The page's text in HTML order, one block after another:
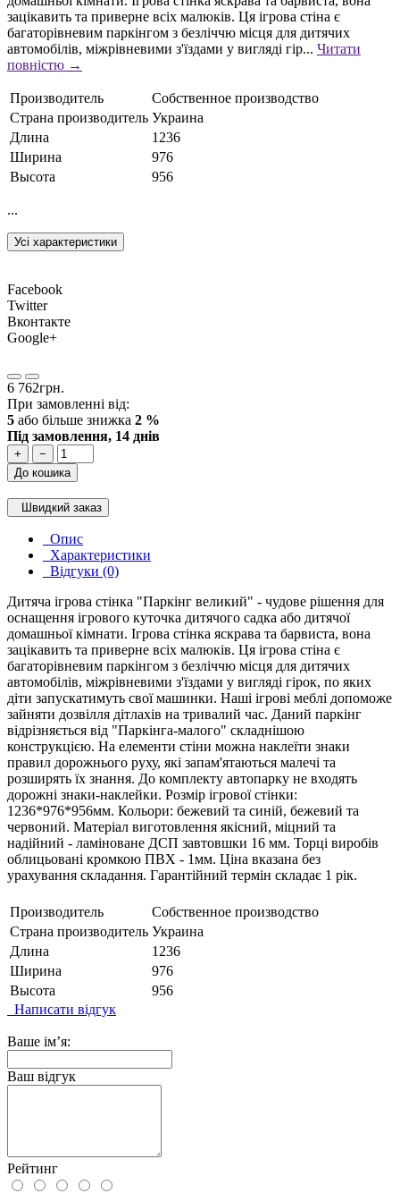
зацікавить та приверне всіх малюків. Ця ігрова стіна є
багаторівневим паркінгом з безліччю місця для дитячих
автомобілів, міжрівневими з'їздами у вигляді гір... Читати
повністю →
Производитель
Собственное производство
Страна производитель Украина
Длина
1236
Ширина
976
Высота
956
...
Усі характеристики
Facebook
Twitter
Вконтакте
Google+
6 762грн.
При замовленні від:
5 або більше знижка 2 %
Під замовлення, 14 днів
+
−
До кошика
Швидкий заказ
Опис
Характеристики
Відгуки (0)
Дитяча ігрова стінка "Паркінг великий" - чудове рішення для
оснащення ігрового куточка дитячого садка або дитячої
домашньої кімнати. Ігрова стінка яскрава та барвиста, вона
зацікавить та приверне всіх малюків. Ця ігрова стіна є
багаторівневим паркінгом з безліччю місця для дитячих
автомобілів, міжрівневими з'їздами у вигляді гірок, по яких
діти запускатимуть свої машинки. Наші ігрові меблі допоможе
зайняти дозвілля дітлахів на тривалий час. Даний паркінг
відрізняється від "Паркінга-малого" складнішою
конструкцією. На елементи стіни можна наклеїти знаки
правил дорожнього руху, які запам'ятаються малечі та
розширять їх знання. До комплекту автопарку не входять
дорожні знаки-наклейки. Розмір ігрової стінки:
1236*976*956мм. Кольори: бежевий та синій, бежевий та
червоний. Матеріал виготовлення якісний, міцний та
надійний - ламіноване ДСП завтовшки 16 мм. Торці виробів
облицьовані кромкою ПВХ - 1мм. Ціна вказана без
урахування складання. Гарантійний термін складає 1 рік.
Производитель
Собственное производство
Страна производитель Украина
Длина
1236
Ширина
976
Высота
956
Написати відгук
Ваше ім’я:
Ваш відгук
Рейтинг